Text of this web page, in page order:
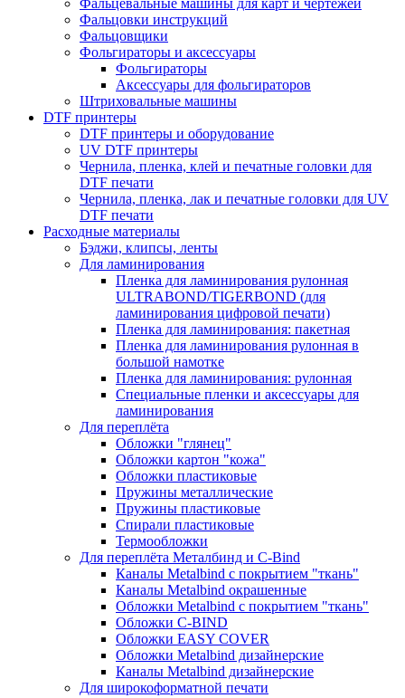
Фальцовки инструкций
Фальцовщики
Фольгираторы и аксессуары
Фольгираторы
Аксессуары для фольгираторов
Штриховальные машины
DTF принтеры
DTF принтеры и оборудование
UV DTF принтеры
Чернила, пленка, клей и печатные головки для
DTF печати
Чернила, пленка, лак и печатные головки для UV
DTF печати
Расходные материалы
Бэджи, клипсы, ленты
Для ламинирования
Пленка для ламинирования рулонная
ULTRABOND/TIGERBOND (для
ламинирования цифровой печати)
Пленка для ламинирования: пакетная
Пленка для ламинирования рулонная в
большой намотке
Пленка для ламинирования: рулонная
Специальные пленки и аксессуары для
ламинирования
Для переплёта
Обложки "глянец"
Обложки картон "кожа"
Обложки пластиковые
Пружины металлические
Пружины пластиковые
Спирали пластиковые
Термообложки
Для переплёта Металбинд и C-Bind
Каналы Metalbind с покрытием "ткань"
Каналы Metalbind окрашенные
Обложки Metalbind с покрытием "ткань"
Обложки C-BIND
Обложки EASY COVER
Обложки Metalbind дизайнерские
Каналы Metalbind дизайнерские
Для широкоформатной печати